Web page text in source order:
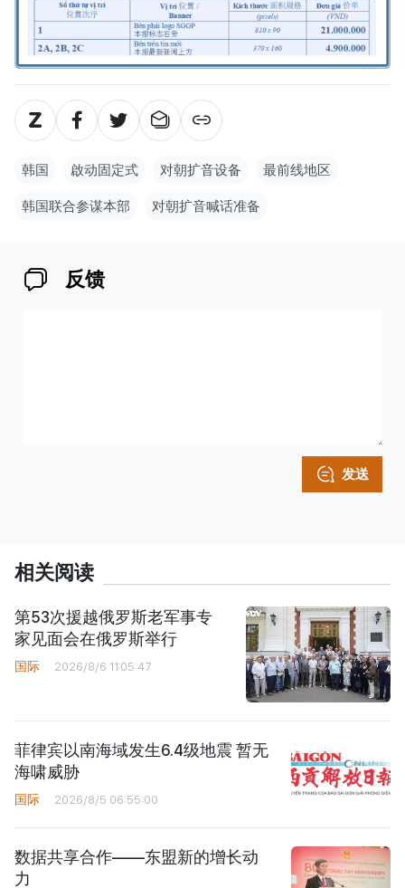
韩国 啟动固定式 对朝扩音设备 最前线地区
韩国联合参谋本部 对朝扩音喊话准备
反馈
发送
相关阅读
第53次援越俄罗斯老军事专
家见面会在俄罗斯举行
国际 2026/8/6 11:05:47
菲律宾以南海域发生6.4级地震 暂无
海啸威胁
国际 2026/8/5 06:55:00
数据共享合作——东盟新的增长动
力